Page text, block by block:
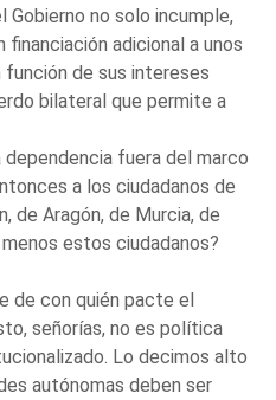
Gobierno no solo incumple,
financiación adicional a unos
de sus intereses
bilateral que permite a
fuera del marco
a los ciudadanos de
de Aragón, de Murcia, de
estos ciudadanos?
de con quién pacte el
señorías, no es política
Lo decimos alto
autónomas deben ser